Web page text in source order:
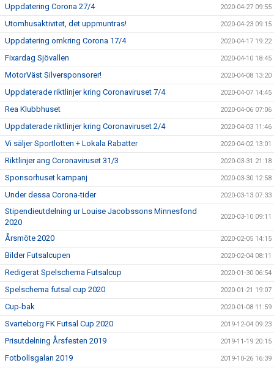
Uppdatering Corona 27/4 2020-04-27 09:55
Utomhusaktivitet, det uppmuntras! 2020-04-23 09:15
Uppdatering omkring Corona 17/4 2020-04-17 19:22
Fixardag Sjövallen 2020-04-10 18:45
MotorVäst Silversponsorer! 2020-04-08 13:20
Uppdaterade riktlinjer kring Coronaviruset 7/4 2020-04-07 14:45
Rea Klubbhuset 2020-04-06 07:06
Uppdaterade riktlinjer kring Coronaviruset 2/4 2020-04-03 11:46
Vi säljer Sportlotten + Lokala Rabatter 2020-04-02 13:01
Riktlinjer ang Coronaviruset 31/3 2020-03-31 21:18
Sponsorhuset kampanj 2020-03-30 12:58
Under dessa Corona-tider 2020-03-13 07:33
Stipendieutdelning ur Louise Jacobssons Minnesfond
2020
2020-03-10 09:11
Årsmöte 2020 2020-02-05 14:15
Bilder Futsalcupen 2020-02-04 08:11
Redigerat Spelschema Futsalcup 2020-01-30 06:54
Spelschema futsal cup 2020 2020-01-21 19:07
Cup-bak 2020-01-08 11:59
Svarteborg FK Futsal Cup 2020 2019-12-04 09:23
Prisutdelning Årsfesten 2019 2019-11-19 20:15
Fotbollsgalan 2019 2019-10-26 16:39